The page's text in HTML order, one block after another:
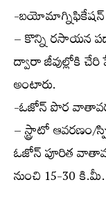
-బయోమాగ్నిఫికేషన్
– కొన్ని రసాయన
ద్వారా జీవుల్లోకి
అంటారు.
-ఓజోన్ పొర
– స్ట్రాటో
ఓజోన్ పూరిత
నుంచి 15-30